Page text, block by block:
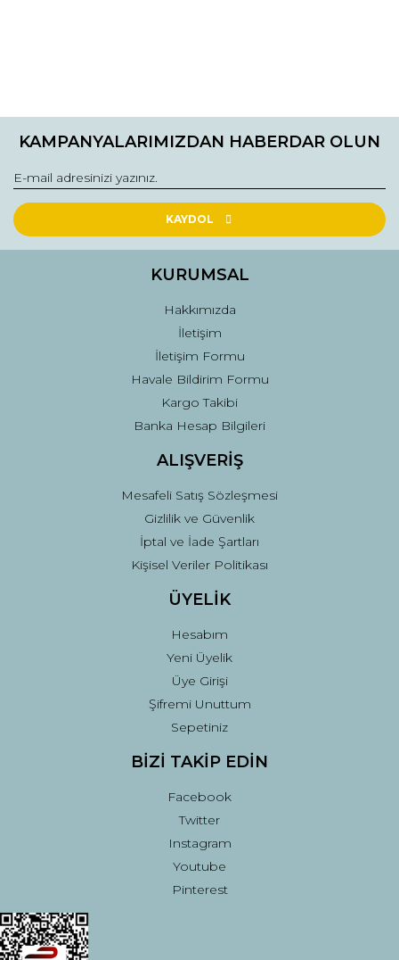
konularda yetersiz gördüğünüz noktaları öneri formunu
Görüş ve önerileriniz için teşekkür ederiz.
Ürün resmi kalitesiz, bozuk veya görüntülenemiyor.
Ürün açıklamasında eksik bilgiler bulunuyor.
Ürün fiyatı diğer sitelerden daha pahalı.
Gönder
KAMPANYALARIMIZDAN HABERDAR OLUN
KAYDOL
KURUMSAL
Hakkımızda
İletişim
İletişim Formu
Havale Bildirim Formu
Kargo Takibi
Banka Hesap Bilgileri
ALIŞVERİŞ
Mesafeli Satış Sözleşmesi
Gizlilik ve Güvenlik
İptal ve İade Şartları
Kişisel Veriler Politikası
ÜYELİK
Hesabım
Yeni Üyelik
Üye Girişi
Şifremi Unuttum
Sepetiniz
BİZİ TAKİP EDİN
Facebook
Twitter
Instagram
Youtube
Pinterest